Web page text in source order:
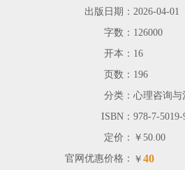
出版日期： 2026-04-01
字数： 126000
开本： 16
页数： 196
分类： 心理咨询与
ISBN： 978-7-5019-
定价： ￥50.00
官网优惠价格： ￥ 40